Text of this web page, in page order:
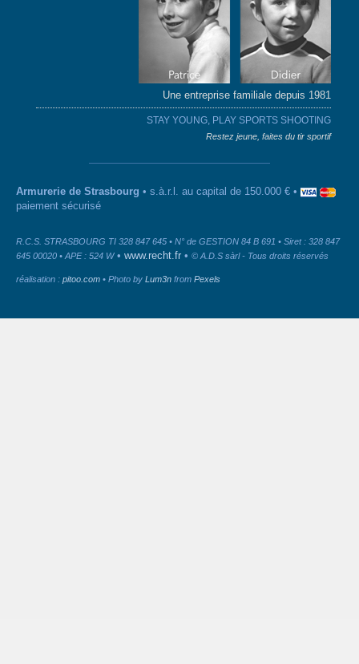
Une entreprise familiale depuis 1981
STAY YOUNG, PLAY SPORTS SHOOTING
Restez jeune, faites du tir sportif
Armurerie de Strasbourg • s.à.r.l. au capital de 150.000 € •
paiement sécurisé
R.C.S. STRASBOURG TI 328 847 645 • N° de GESTION 84 B 691 • Siret : 328 847
645 00020 • APE : 524 W• www.recht.fr • © A.D.S sàrl - Tous droits réservés
réalisation : pitoo.com • Photo by Lum3n from Pexels